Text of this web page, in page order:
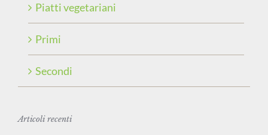
Piatti vegetariani
Primi
Secondi
Articoli recenti